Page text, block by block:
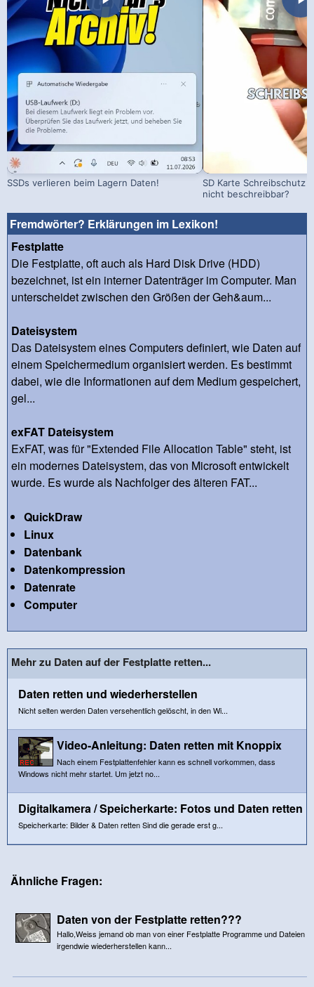
SSDs verlieren beim Lagern Daten!
SD Karte Schreibschutz
nicht beschreibbar?
Fremdwörter? Erklärungen im Lexikon!
Festplatte
Die Festplatte, oft auch als Hard Disk Drive (HDD)
bezeichnet, ist ein interner Datenträger im Computer. Man
unterscheidet zwischen den Größen der Geh&aum...
Dateisystem
Das Dateisystem eines Computers definiert, wie Daten auf
einem Speichermedium organisiert werden. Es bestimmt
dabei, wie die Informationen auf dem Medium gespeichert,
gel...
exFAT Dateisystem
ExFAT, was für "Extended File Allocation Table" steht, ist
ein modernes Dateisystem, das von Microsoft entwickelt
wurde. Es wurde als Nachfolger des älteren FAT...
QuickDraw
Linux
Datenbank
Datenkompression
Datenrate
Computer
Mehr zu Daten auf der Festplatte retten...
Daten retten und wiederherstellen
Nicht selten werden Daten versehentlich gelöscht, in den Wi...
Video-Anleitung: Daten retten mit Knoppix
Nach einem Festplattenfehler kann es schnell vorkommen, dass
Windows nicht mehr startet. Um jetzt no...
Digitalkamera / Speicherkarte: Fotos und Daten retten
Speicherkarte: Bilder & Daten retten Sind die gerade erst g...
Ähnliche Fragen:
Daten von der Festplatte retten???
Hallo,Weiss jemand ob man von einer Festplatte Programme und Dateien
irgendwie wiederherstellen kann...